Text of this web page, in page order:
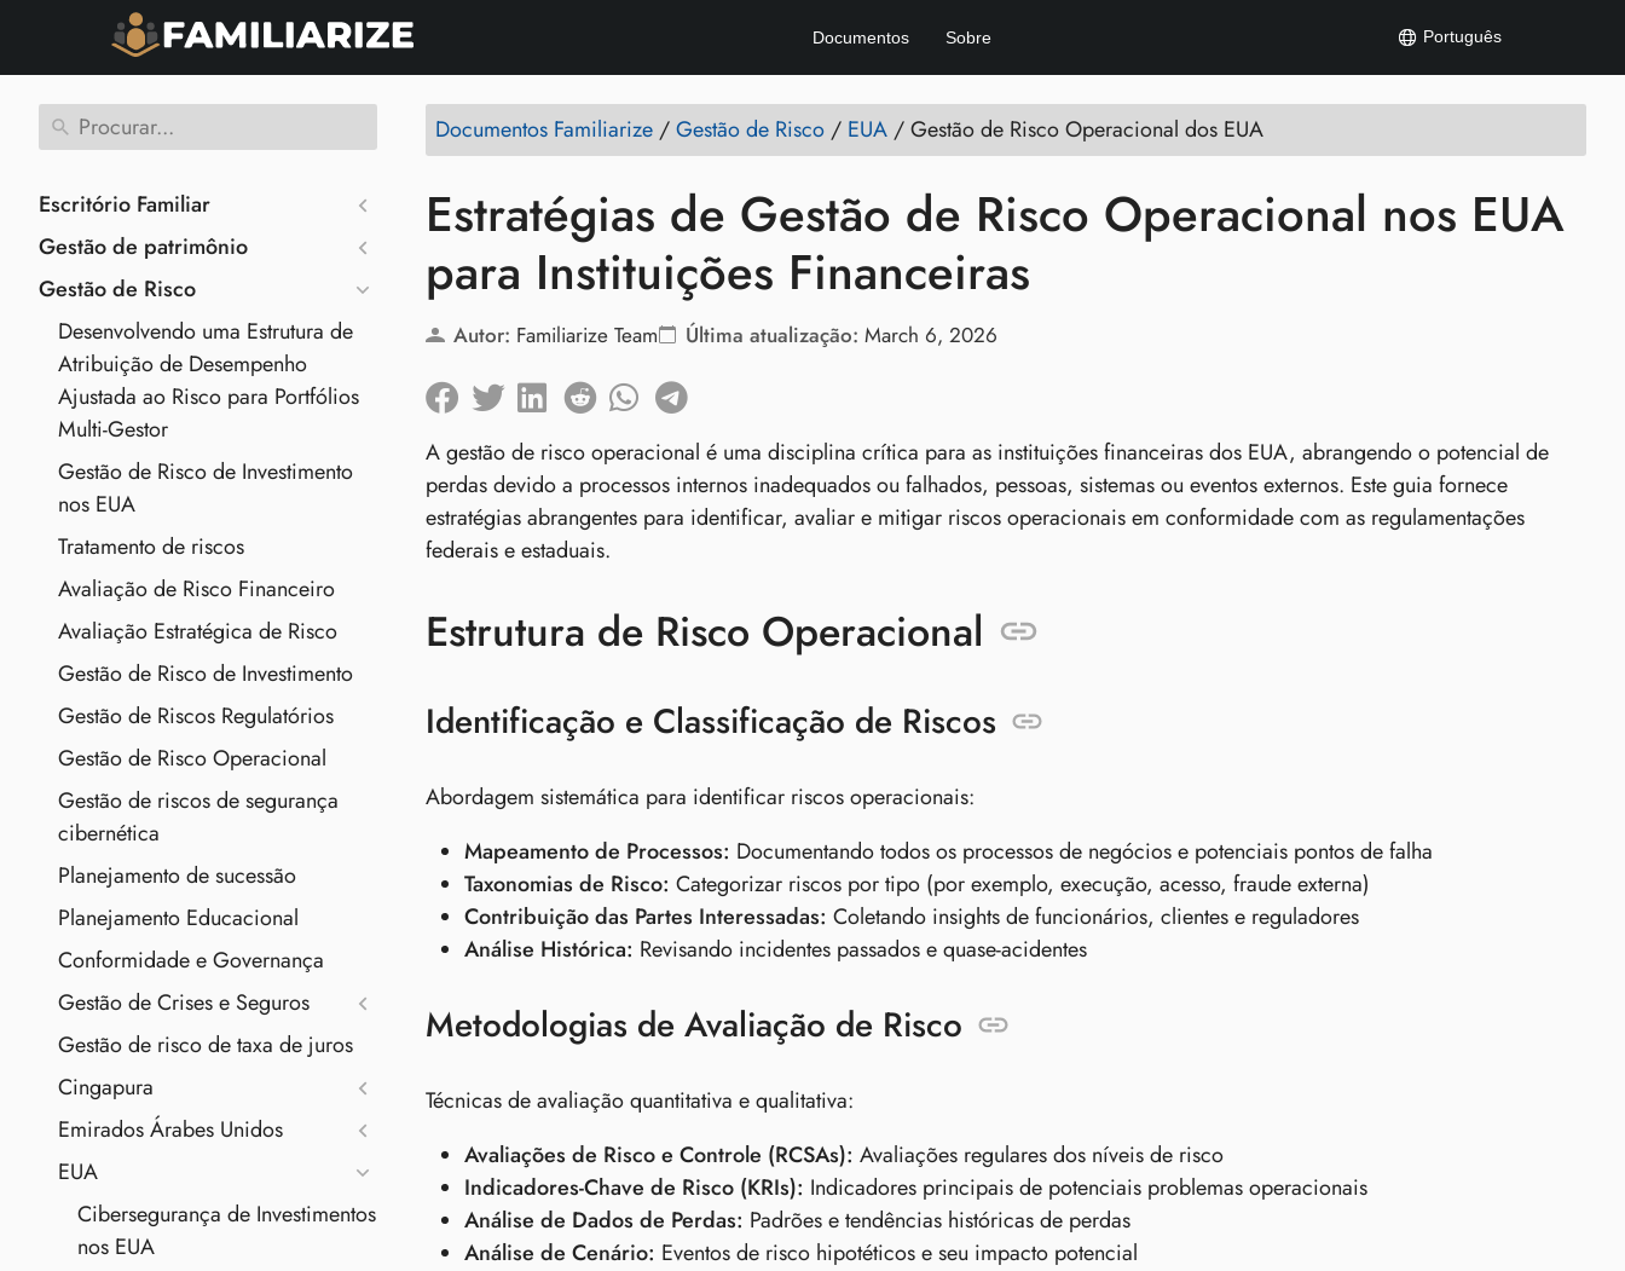
Documentos Sobre Português
Escritório Familiar
Gestão de patrimônio
Gestão de Risco
Desenvolvendo uma Estrutura de
Atribuição de Desempenho
Ajustada ao Risco para Portfólios
Multi‑Gestor
Gestão de Risco de Investimento
nos EUA
Tratamento de riscos
Avaliação de Risco Financeiro
Avaliação Estratégica de Risco
Gestão de Risco de Investimento
Gestão de Riscos Regulatórios
Gestão de Risco Operacional
Gestão de riscos de segurança
cibernética
Planejamento de sucessão
Planejamento Educacional
Conformidade e Governança
Gestão de Crises e Seguros
Gestão de risco de taxa de juros
Cingapura
Emirados Árabes Unidos
EUA
Cibersegurança de Investimentos
nos EUA
Documentos Familiarize /Gestão de Risco / EUA /Gestão de Risco Operacional dos EUA
Estratégias de Gestão de Risco Operacional nos EUA
para Instituições Financeiras
Autor: Familiarize Team Última atualização: March 6, 2026
A gestão de risco operacional é uma disciplina crítica para as instituições financeiras dos EUA, abrangendo o potencial de
perdas devido a processos internos inadequados ou falhados, pessoas, sistemas ou eventos externos. Este guia fornece
estratégias abrangentes para identificar, avaliar e mitigar riscos operacionais em conformidade com as regulamentações
federais e estaduais.
Estrutura de Risco Operacional
Identificação e Classificação de Riscos
Abordagem sistemática para identificar riscos operacionais:
Mapeamento de Processos: Documentando todos os processos de negócios e potenciais pontos de falha
Taxonomias de Risco: Categorizar riscos por tipo (por exemplo, execução, acesso, fraude externa)
Contribuição das Partes Interessadas: Coletando insights de funcionários, clientes e reguladores
Análise Histórica: Revisando incidentes passados e quase-acidentes
Metodologias de Avaliação de Risco
Técnicas de avaliação quantitativa e qualitativa:
Avaliações de Risco e Controle (RCSAs): Avaliações regulares dos níveis de risco
Indicadores-Chave de Risco (KRIs): Indicadores principais de potenciais problemas operacionais
Análise de Dados de Perdas: Padrões e tendências históricas de perdas
Análise de Cenário: Eventos de risco hipotéticos e seu impacto potencial